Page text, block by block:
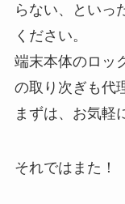
らない、といっ
ください。
端末本体のロッ
の取り次ぎも代
まずは、お気軽
それではまた！